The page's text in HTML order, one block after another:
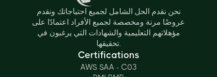
نحن نقدم الحل الشامل لجميع احتياجاتك ونقدم
عروضًا مرنة ومخصصة لجميع الأفراد اعتمادًا على
مؤهلاتهم التعليمية والشهادات التي يرغبون في
تحقيقها.
Certifications
AWS SAA - C03